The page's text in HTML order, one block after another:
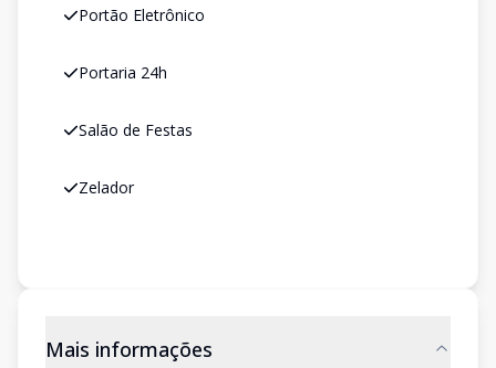
Portão Eletrônico
Portaria 24h
Salão de Festas
Zelador
Mais informações